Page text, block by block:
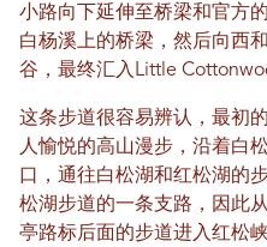
小路向下延伸至桥梁和官方
白杨溪上的桥梁，然后向西
谷，最终汇入Little
这条步道很容易辨认，最初
人愉悦的高山漫步，沿着白
口，通往白松湖和红松湖的
松湖步道的一条支路，因此
亭路标后面的步道进入红松